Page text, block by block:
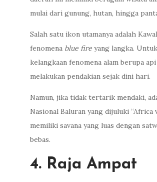
mulai dari gunung, hutan, hingga
Salah satu ikon utamanya adalah
fenomena blue fire yang langka.
kelangkaan fenomena alam berupa
melakukan pendakian sejak dini hari.
Namun, jika tidak tertarik mendaki,
Nasional Baluran yang dijuluki “Africa
memiliki savana yang luas dengan
bebas.
4. Raja Ampat